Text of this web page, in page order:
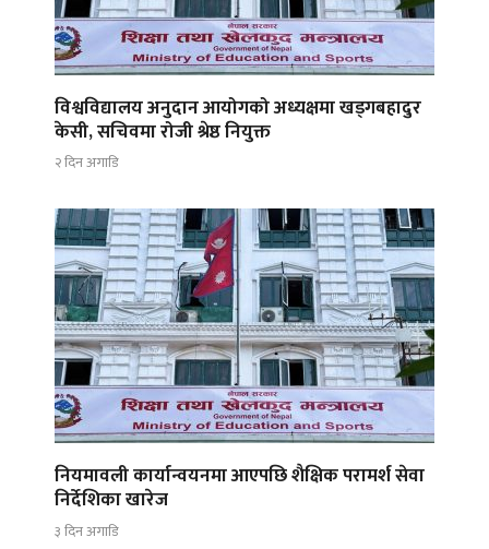
विश्वविद्यालय अनुदान आयोगको अध्यक्षमा खड्गबहादुर
केसी, सचिवमा रोजी श्रेष्ठ नियुक्त
२ दिन अगाडि
नियमावली कार्यान्वयनमा आएपछि शैक्षिक परामर्श सेवा
निर्देशिका खारेज
३ दिन अगाडि